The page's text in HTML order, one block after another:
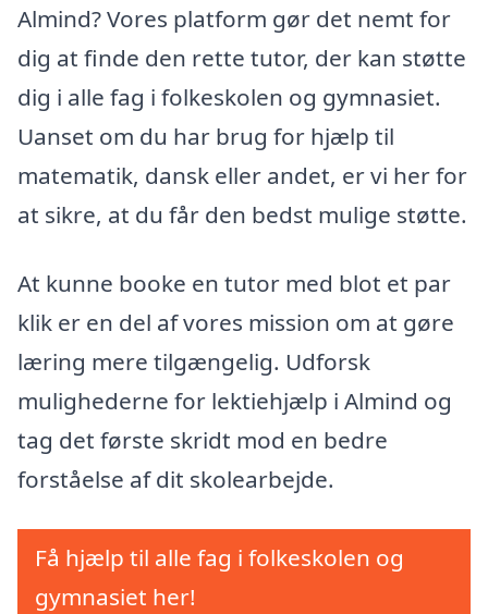
Almind? Vores platform gør det nemt for
dig at finde den rette tutor, der kan støtte
dig i alle fag i folkeskolen og gymnasiet.
Uanset om du har brug for hjælp til
matematik, dansk eller andet, er vi her for
at sikre, at du får den bedst mulige støtte.
At kunne booke en tutor med blot et par
klik er en del af vores mission om at gøre
læring mere tilgængelig. Udforsk
mulighederne for lektiehjælp i Almind og
tag det første skridt mod en bedre
forståelse af dit skolearbejde.
Få hjælp til alle fag i folkeskolen og
gymnasiet her!